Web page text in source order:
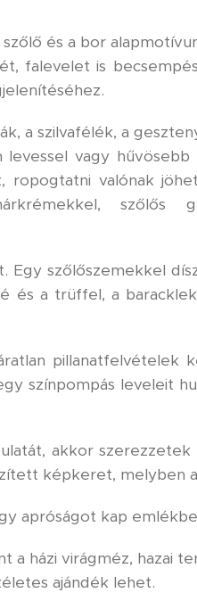
és a bor
falevelet is
a szilvafélék, a
levessel vagy
ropogtatni valónak
szőlős
Egy szőlőszemekkel
és a trüffel, a
pillanatfelvételek
színpompás leveleit
akkor
képkeret, melyben
apróságot kap
a házi virágméz, hazai
ajándék lehet.